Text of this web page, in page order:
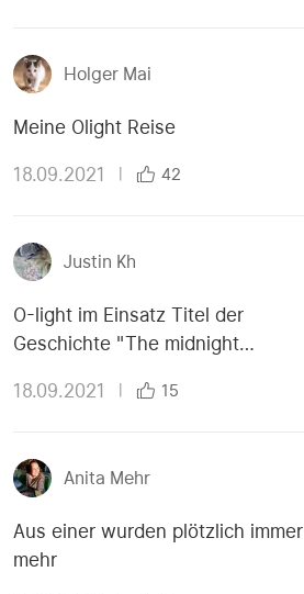
Holger Mai
Meine Olight Reise
18.09.2021 42
Justin Kh
O-light im Einsatz Titel der
Geschichte "The midnight
18.09.2021 15
Anita Mehr
Aus einer wurden plötzlich immer
mehr